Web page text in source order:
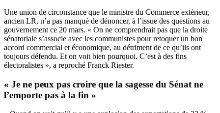
Une union de circonstance que le ministre du Commerce extérieur,
ancien LR, n’a pas manqué de dénoncer, à l’issue des questions au
gouvernement ce 20 mars. « On ne comprendrait pas que la droite
sénatoriale s’associe avec les communistes pour retoquer un bon
accord commercial et économique, au détriment de ce qu’ils ont
toujours défendu. Et on voit bien pourquoi. C’est à des fins
électoralistes », a reproché Franck Riester.
« Je ne peux pas croire que la sagesse du Sénat ne
l’emporte pas à la fin »